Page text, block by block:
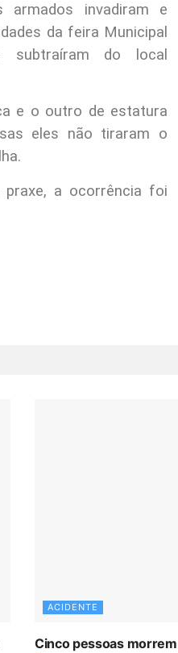
armados invadiram e
da feira Municipal
do local
e o outro de estatura
eles não tiraram o
a ocorrência foi
ACIDENTE
Cinco pessoas